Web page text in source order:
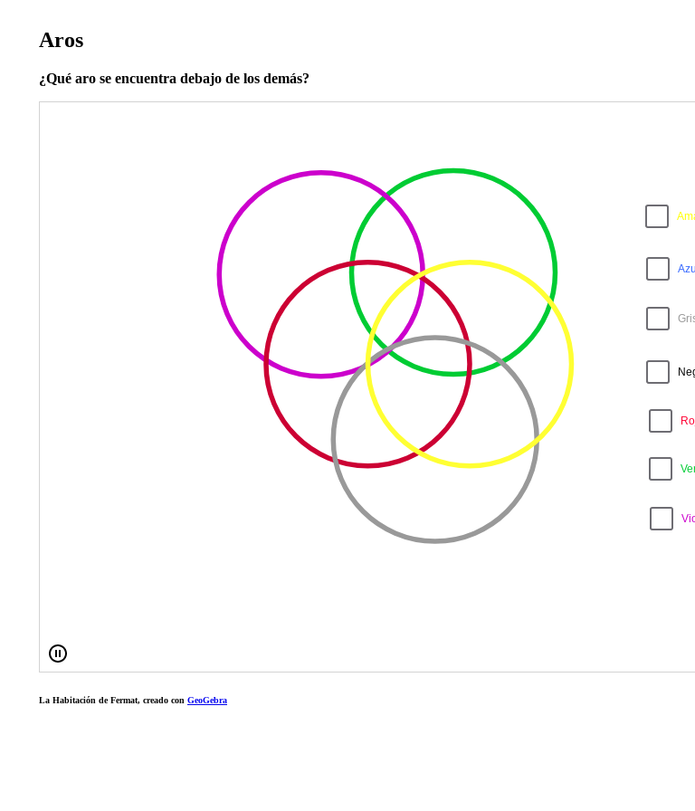
Aros
¿Qué aro se encuentra debajo de los demás?
La Habitación de Fermat, creado con GeoGebra